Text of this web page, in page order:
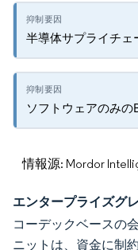
半導体サプライチェ
ソフトウェアのみの
情報源: Mordor
エンタープライズグ
コーデックベースの
ニットは、資金に制